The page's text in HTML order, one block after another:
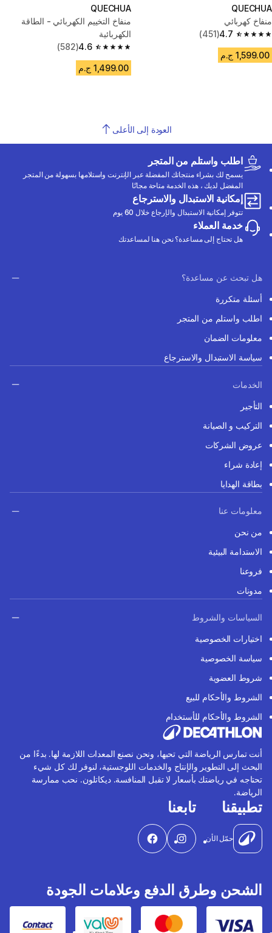
QUECHUA
منفاخ كهربائي
4.7
4.7 out of 5 stars from 451 reviews
(451)
1,599.00 ج.م
QUECHUA
منفاخ التخييم الكهربائي - الطاقة
الكهربائية
4.6
4.6 out of 5 stars from 582 reviews
(582)
1,499.00 ج.م
العودة إلى الأعلى
اطلب واستلم من المتجر
يسمح لك بشراء منتجاتك المفضلة عبر الإنترنت واستلامها بسهولة من المتجر
المفضل لديك ، هذه الخدمة متاحة مجانًا
إمكانية الاستبدال والاسترجاع
تتوفر إمكانية الاستبدال والإرجاع خلال 60 يوم
خدمة العملاء
هل تحتاج إلى مساعدة؟ نحن هنا لمساعدتك
هل تبحث عن مساعدة؟
أسئلة متكررة
اطلب واستلم من المتجر
معلومات الضمان
سياسة الاستبدال والاسترجاع
الخدمات
التأجير
التركيب و الصيانة
عروض الشركات
إعادة شراء
بطاقة الهدايا
معلومات عنا
من نحن
الاستدامة البيئية
فروعنا
مدونات
السياسات والشروط
اختيارات الخصوصية
سياسة الخصوصية
شروط العضوية
الشروط والأحكام للبيع
الشروط والأحكام للأستخدام
أنت تمارس الرياضة التي تحبها، ونحن نصنع المعدات اللازمة لها. بدءًا من
البحث إلى التطوير والإنتاج والخدمات اللوجستية، لنوفر لك كل شيء
تحتاجه في رياضتك بأسعار لا تقبل المنافسة. ديكاتلون. نحب ممارسة
الرياضة.
تطبيقنا
حمّل الأن
تابعنا
الشحن وطرق الدفع وعلامات الجودة